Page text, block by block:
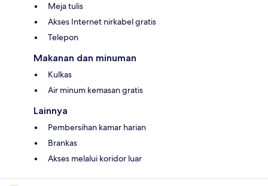
Meja tulis
Akses Internet nirkabel gratis
Telepon
Makanan dan minuman
Kulkas
Air minum kemasan gratis
Lainnya
Pembersihan kamar harian
Brankas
Akses melalui koridor luar